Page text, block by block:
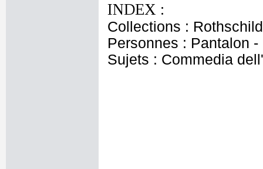
INDEX :
Collections :
Personnes : Pantalon
Sujets : Commedia